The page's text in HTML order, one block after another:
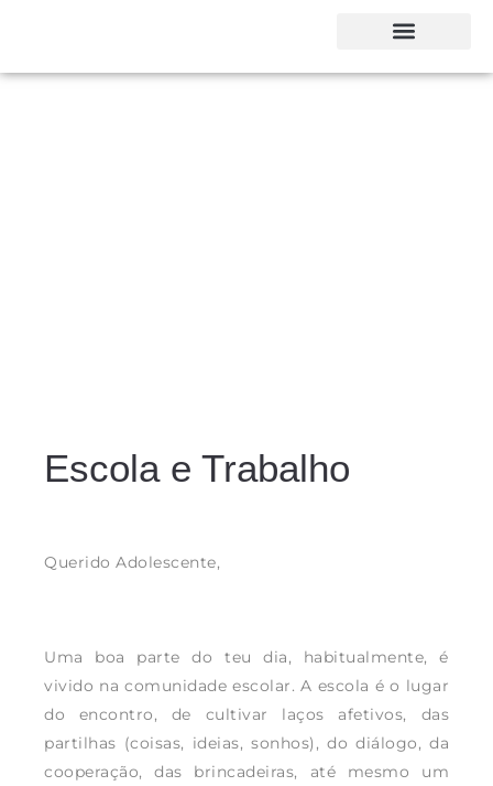
Escola e Trabalho
Querido Adolescente,
Uma boa parte do teu dia, habitualmente, é
vivido na comunidade escolar. A escola é o lugar
do encontro, de cultivar laços afetivos, das
partilhas (coisas, ideias, sonhos), do diálogo, da
cooperação, das brincadeiras, até mesmo um